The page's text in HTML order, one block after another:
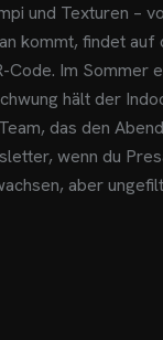
und Texturen –
kommt, findet
Code. Im Sommer
hält der
das den
wenn du
aber